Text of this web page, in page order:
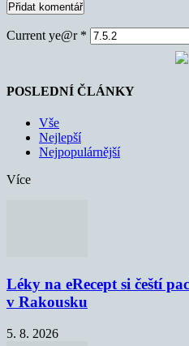
Current ye@r *
POSLEDNÍ ČLÁNKY
Vše
Nejlepší
Nejpopulárnější
Více
Léky na eRecept si čeští
v Rakousku
5. 8. 2026